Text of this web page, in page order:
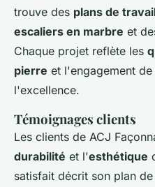
trouve des plans de
escaliers en marbre et
Chaque projet reflète les
pierre et l'engagement
l'excellence.
Témoignages clients
Les clients de ACJ
durabilité et l'esthétique
satisfait décrit son plan